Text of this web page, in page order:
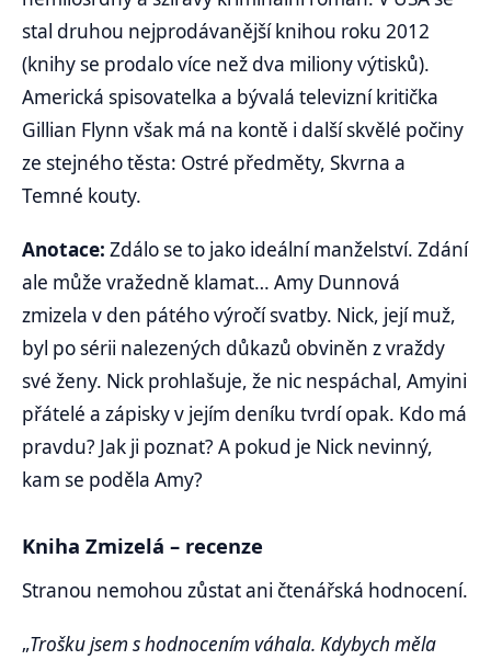
stal druhou nejprodávanější knihou roku 2012
(knihy se prodalo více než dva miliony výtisků).
Americká spisovatelka a bývalá televizní kritička
Gillian Flynn však má na kontě i další skvělé počiny
ze stejného těsta: Ostré předměty, Skvrna a
Temné kouty.
Anotace: Zdálo se to jako ideální manželství. Zdání
ale může vražedně klamat… Amy Dunnová
zmizela v den pátého výročí svatby. Nick, její muž,
byl po sérii nalezených důkazů obviněn z vraždy
své ženy. Nick prohlašuje, že nic nespáchal, Amyini
přátelé a zápisky v jejím deníku tvrdí opak. Kdo má
pravdu? Jak ji poznat? A pokud je Nick nevinný,
kam se poděla Amy?
Kniha Zmizelá – recenze
Stranou nemohou zůstat ani čtenářská hodnocení.
„Trošku jsem s hodnocením váhala. Kdybych měla